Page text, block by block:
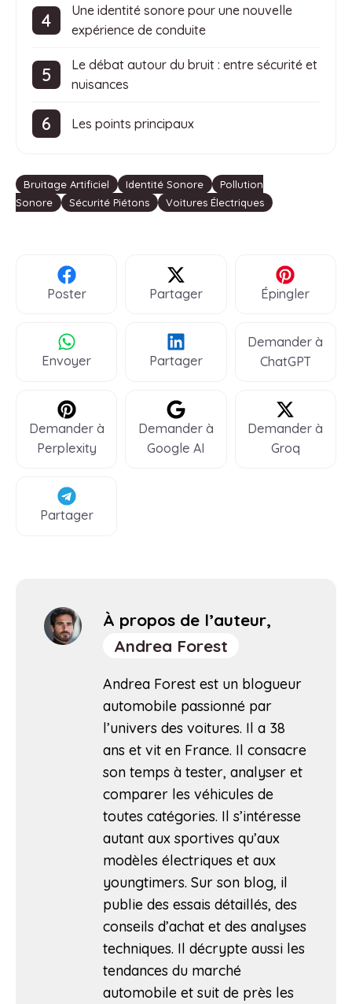
Une identité sonore pour une nouvelle
expérience de conduite
Le débat autour du bruit : entre sécurité et
nuisances
Les points principaux
Étiquettes
Bruitage Artificiel Identité Sonore
Pollution
Sonore
Sécurité Piétons Voitures Électriques
Poster Partager Épingler
Envoyer Partager
Demander à
ChatGPT
Demander à
Perplexity
Demander à
Google AI
Demander à
Groq
Partager
À propos de l’auteur,
Andrea Forest
Andrea Forest est un blogueur
automobile passionné par
l’univers des voitures. Il a 38
ans et vit en France. Il consacre
son temps à tester, analyser et
comparer les véhicules de
toutes catégories. Il s’intéresse
autant aux sportives qu’aux
modèles électriques et aux
youngtimers. Sur son blog, il
publie des essais détaillés, des
conseils d’achat et des analyses
techniques. Il décrypte aussi les
tendances du marché
automobile et suit de près les